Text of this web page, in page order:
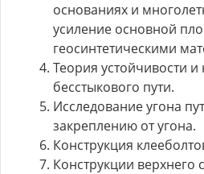
основаниях и
усиление основной
геосинтетическими
Теория устойчивости
бесстыкового пути.
Исследование угона
закреплению от угона.
Конструкция
Конструкции верхнего